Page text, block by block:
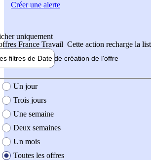
uniquement
France Travail Cette action recharge la
filtres de Date de création de l'offre
création de l'offre
Un jour
Trois jours
Une semaine
Deux semaines
Un mois
Toutes les offres
Créer une alerte